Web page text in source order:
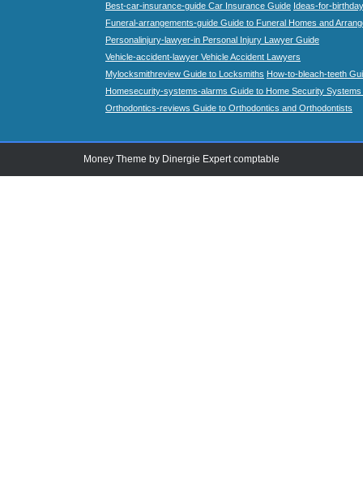
Best-car-insurance-guide Car Insurance Guide Ideas-for-
Funeral-arrangements-guide Guide to Funeral Homes and
Personalinjury-lawyer-in Personal Injury Lawyer Guide
Vehicle-accident-lawyer Vehicle Accident Lawyers
Mylocksmithreview Guide to Locksmiths How-to-bleach-teeth
Homesecurity-systems-alarms Guide to Home Security Systems
Orthodontics-reviews Guide to Orthodontics and Orthodontists
Money Theme by Dinergie Expert comptable